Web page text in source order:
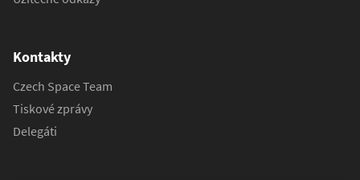
Kontakty
Czech Space Team
Tiskové zprávy
Delegáti